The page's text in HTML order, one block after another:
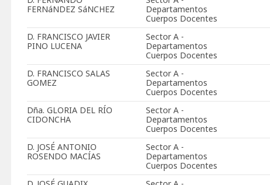
FERNáNDEZ SáNCHEZ
Departamentos
Cuerpos Docentes
D. FRANCISCO JAVIER
PINO LUCENA
Sector A -
Departamentos
Cuerpos Docentes
D. FRANCISCO SALAS
GOMEZ
Sector A -
Departamentos
Cuerpos Docentes
Dña. GLORIA DEL RÍO
CIDONCHA
Sector A -
Departamentos
Cuerpos Docentes
D. JOSÉ ANTONIO
ROSENDO MACÍAS
Sector A -
Departamentos
Cuerpos Docentes